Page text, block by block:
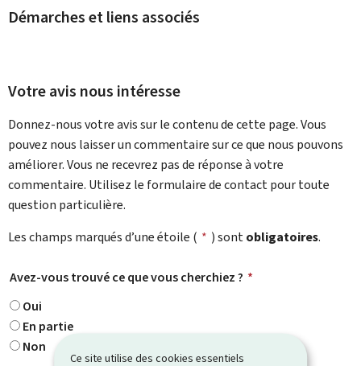
Ce site utilise des cookies essentiels
Démarches et liens associés
Votre avis nous intéresse
Donnez-nous votre avis sur le contenu de cette page. Vous
pouvez nous laisser un commentaire sur ce que nous pouvons
améliorer. Vous ne recevrez pas de réponse à votre
commentaire. Utilisez le formulaire de contact pour toute
question particulière.
Les champs marqués d’une étoile ( * ) sontobligatoires.
Avez-vous trouvé ce que vous cherchiez ? *
Oui
En partie
Non